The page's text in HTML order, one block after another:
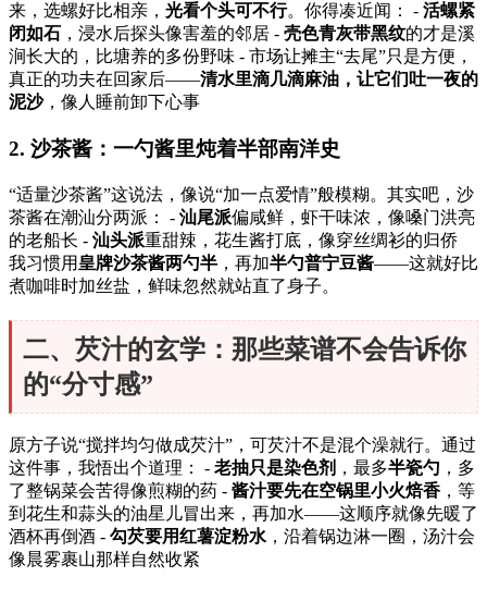
来，选螺好比相亲， 光看个头可不行。你得凑近闻： - 活螺紧
闭如石 ，浸水后探头像害羞的邻居 - 壳色青灰带黑纹的才是溪
涧长大的，比塘养的多份野味 - 市场让摊主“去尾”只是方便，
真正的功夫在回家后——清水里滴几滴麻油，让它们吐一夜的
泥沙，像人睡前卸下心事
2. 沙茶酱：一勺酱里炖着半部南洋史
“适量沙茶酱”这说法，像说“加一点爱情”般模糊。其实吧，沙
茶酱在潮汕分两派： - 汕尾派偏咸鲜，虾干味浓，像嗓门洪亮
的老船长 - 汕头派重甜辣，花生酱打底，像穿丝绸衫的归侨
我习惯用 皇牌沙茶酱两勺半 ，再加半勺普宁豆酱——这就好比
煮咖啡时加丝盐，鲜味忽然就站直了身子。
二、芡汁的玄学：那些菜谱不会告诉你
的“分寸感”
原方子说“搅拌均匀做成芡汁”，可芡汁不是混个澡就行。通过
这件事，我悟出个道理： - 老抽只是染色剂 ，最多半瓷勺 ，多
了整锅菜会苦得像煎糊的药 - 酱汁要先在空锅里小火焙香 ，等
到花生和蒜头的油星儿冒出来，再加水——这顺序就像先暖了
酒杯再倒酒 - 勾芡要用红薯淀粉水，沿着锅边淋一圈，汤汁会
像晨雾裹山那样自然收紧